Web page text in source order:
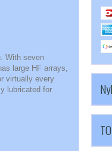
With seven
large HF arrays,
virtually every
lubricated for